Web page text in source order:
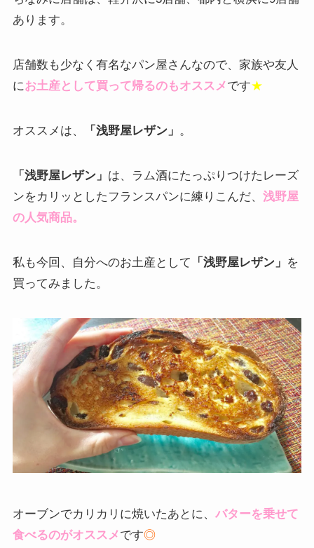
あります。
店舗数も少なく有名なパン屋さんなので、家族や友人
にお土産として買って帰るのもオススメです★
オススメは、 「浅野屋レザン」 。
「浅野屋レザン」 は、ラム酒にたっぷりつけたレーズ
ンをカリッとしたフランスパンに練りこんだ、 浅野屋
の人気商品。
私も今回、自分へのお土産として 「浅野屋レザン」 を
買ってみました。
オーブンでカリカリに焼いたあとに、 バターを乗せて
食べるのがオススメです◎